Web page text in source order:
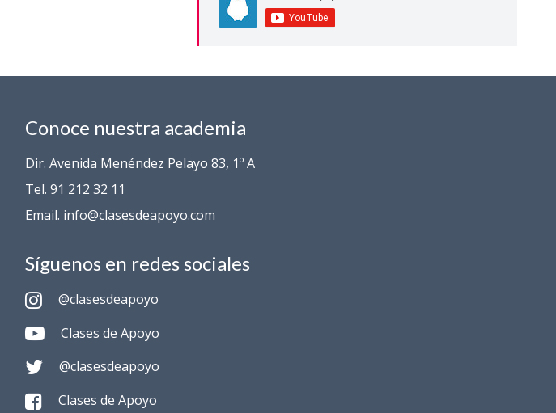
Conoce nuestra academia
Dir. Avenida Menéndez Pelayo 83, 1º A
Tel. 91 212 32 11
Email. info@clasesdeapoyo.com
Síguenos en redes sociales
@clasesdeapoyo
Clases de Apoyo
@clasesdeapoyo
Clases de Apoyo